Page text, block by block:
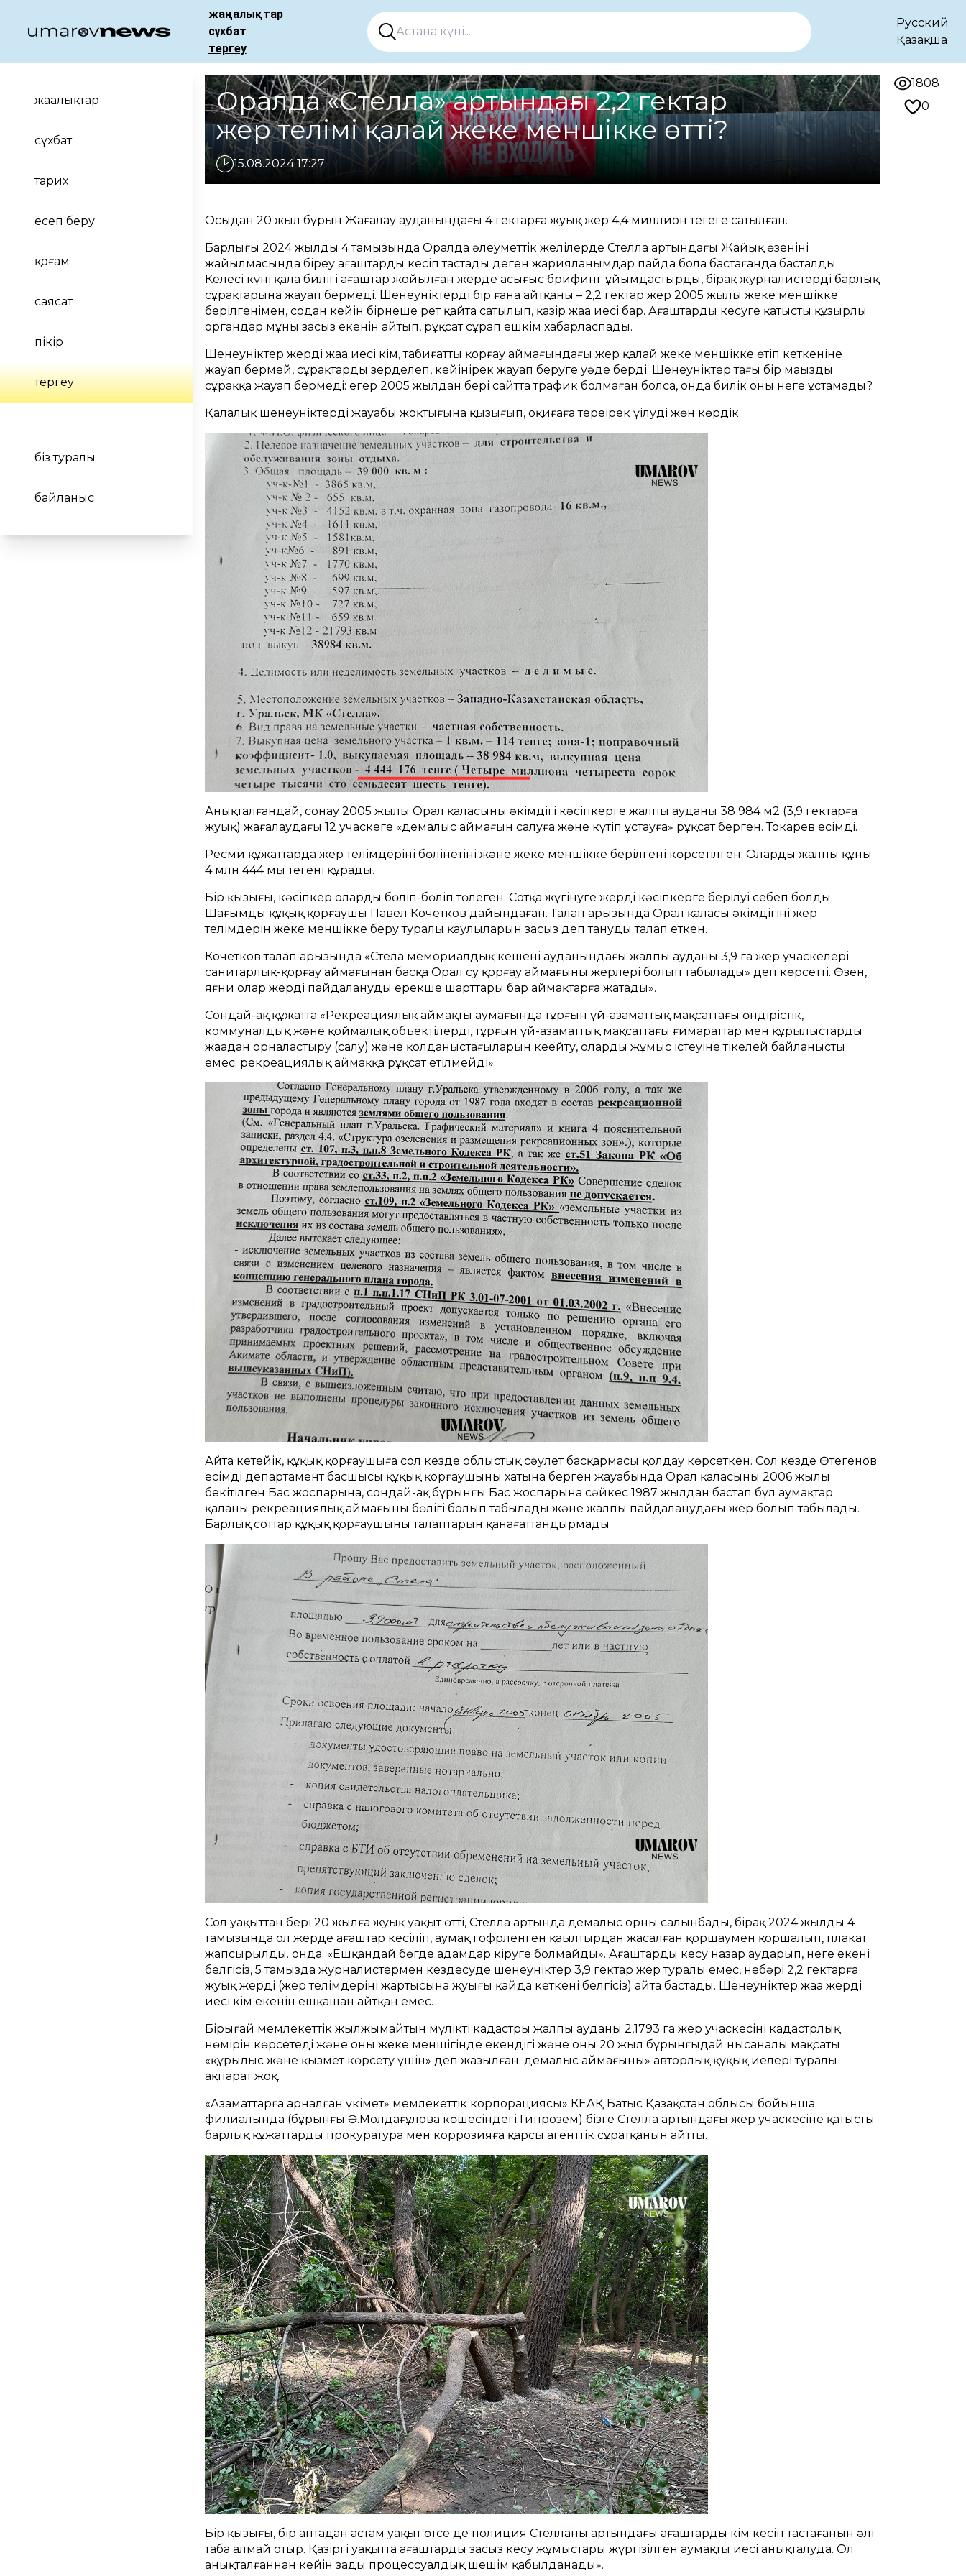
жаңалықтар
сұхбат
тергеу
Русский
Қазақша
жаңалықтар
сұхбат
тарих
есеп беру
қоғам
саясат
пікір
тергеу
біз туралы
байланыс
Оралда «Стелла» артындағы 2,2 гектар
жер телімі қалай жеке меншікке өтті?
15.08.2024 17:27
Осыдан 20 жыл бұрын Жағалау ауданындағы 4 гектарға жуық жер 4,4 миллион теңгеге сатылған.
Барлығы 2024 жылдың 4 тамызында Оралда әлеуметтік желілерде Стелла артындағы Жайық өзенінің
жайылмасында біреу ағаштарды кесіп тастады деген жарияланымдар пайда бола бастағанда басталды.
Келесі күні қала билігі ағаштар жойылған жерде асығыс брифинг ұйымдастырды, бірақ журналистердің барлық
сұрақтарына жауап бермеді. Шенеуніктердің бір ғана айтқаны – 2,2 гектар жер 2005 жылы жеке меншікке
берілгенімен, содан кейін бірнеше рет қайта сатылып, қазір жаңа иесі бар. Ағаштарды кесуге қатысты құзырлы
органдар мұның заңсыз екенін айтып, рұқсат сұрап ешкім хабарласпады.
Шенеуніктер жердің жаңа иесі кім, табиғатты қорғау аймағындағы жер қалай жеке меншікке өтіп кеткеніне
жауап бермей, сұрақтарды зерделеп, кейінірек жауап беруге уәде берді. Шенеуніктер тағы бір маңызды
сұраққа жауап бермеді: егер 2005 жылдан бері сайтта трафик болмаған болса, онда билік оны неге ұстамады?
Қалалық шенеуніктердің жауабы жоқтығына қызығып, оқиғаға тереңірек үңілуді жөн көрдік.
Анықталғандай, сонау 2005 жылы Орал қаласының әкімдігі кәсіпкерге жалпы ауданы 38 984 м2 (3,9 гектарға
жуық) жағалаудағы 12 учаскеге «демалыс аймағын салуға және күтіп ұстауға» рұқсат берген. Токарев есімді.
Ресми құжаттарда жер телімдерінің бөлінетіні және жеке меншікке берілгені көрсетілген. Олардың жалпы құны
4 млн 444 мың теңгені құрады.
Бір қызығы, кәсіпкер оларды бөліп-бөліп төлеген. Сотқа жүгінуге жердің кәсіпкерге берілуі себеп болды.
Шағымды құқық қорғаушы Павел Кочетков дайындаған. Талап арызында Орал қаласы әкімдігінің жер
телімдерін жеке меншікке беру туралы қаулыларын заңсыз деп тануды талап еткен.
Кочетков талап арызында «Стела мемориалдық кешені ауданындағы жалпы ауданы 3,9 га жер учаскелері
санитарлық-қорғау аймағынан басқа Орал су қорғау аймағының жерлері болып табылады» деп көрсетті. Өзен,
яғни олар жерді пайдаланудың ерекше шарттары бар аймақтарға жатады».
Сондай-ақ құжатта «Рекреациялық аймақтың аумағында тұрғын үй-азаматтық мақсаттағы өндірістік,
коммуналдық және қоймалық объектілерді, тұрғын үй-азаматтық мақсаттағы ғимараттар мен құрылыстарды
жаңадан орналастыру (салу) және қолданыстағыларын кеңейту, олардың жұмыс істеуіне тікелей байланысты
емес. рекреациялық аймаққа рұқсат етілмейді».
Айта кетейік, құқық қорғаушыға сол кезде облыстық сәулет басқармасы қолдау көрсеткен. Сол кезде Өтегенов
есімді департамент басшысы құқық қорғаушының хатына берген жауабында Орал қаласының 2006 жылы
бекітілген Бас жоспарына, сондай-ақ бұрынғы Бас жоспарына сәйкес 1987 жылдан бастап бұл аумақтар
қаланың рекреациялық аймағының бөлігі болып табылады және жалпы пайдаланудағы жер болып табылады.
Барлық соттар құқық қорғаушының талаптарын қанағаттандырмады
Сол уақыттан бері 20 жылға жуық уақыт өтті, Стелла артында демалыс орны салынбады, бірақ 2024 жылдың 4
тамызында ол жерде ағаштар кесіліп, аумақ гофрленген қаңылтырдан жасалған қоршаумен қоршалып, плакат
жапсырылды. онда: «Ешқандай бөгде адамдар кіруге болмайды». Ағаштарды кесу назар аударып, неге екені
белгісіз, 5 тамызда журналистермен кездесуде шенеуніктер 3,9 гектар жер туралы емес, небәрі 2,2 гектарға
жуық жерді (жер телімдерінің жартысына жуығы қайда кеткені белгісіз) айта бастады. Шенеуніктер жаңа жердің
иесі кім екенін ешқашан айтқан емес.
Бірыңғай мемлекеттік жылжымайтын мүліктің кадастры жалпы ауданы 2,1793 га жер учаскесінің кадастрлық
нөмірін көрсетеді және оның жеке меншігінде екендігі және оның 20 жыл бұрынғыдай нысаналы мақсаты
«құрылыс және қызмет көрсету үшін» деп жазылған. демалыс аймағының» авторлық құқық иелері туралы
ақпарат жоқ.
«Азаматтарға арналған үкімет» мемлекеттік корпорациясы» КЕАҚ Батыс Қазақстан облысы бойынша
филиалында (бұрынғы Ә.Молдағұлова көшесіндегі Гипрозем) бізге Стелла артындағы жер учаскесіне қатысты
барлық құжаттарды прокуратура мен коррозияға қарсы агенттік сұратқанын айтты.
Бір қызығы, бір аптадан астам уақыт өтсе де полиция Стелланың артындағы ағаштарды кім кесіп тастағанын әлі
таба алмай отыр. Қазіргі уақытта ағаштарды заңсыз кесу жұмыстары жүргізілген аумақтың иесі анықталуда. Ол
анықталғаннан кейін заңды процессуалдық шешім қабылданады».
1808
0